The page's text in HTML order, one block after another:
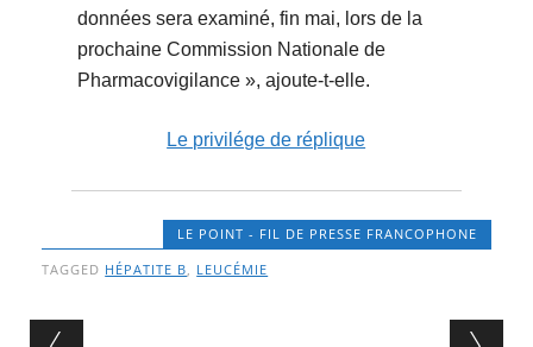
données sera examiné, fin mai, lors de la
prochaine Commission Nationale de
Pharmacovigilance », ajoute-t-elle.
Le privilége de réplique
LE POINT - FIL DE PRESSE FRANCOPHONE
TAGGED HÉPATITE B, LEUCÉMIE